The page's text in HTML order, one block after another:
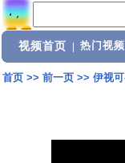
视频首页 热门视频
首页>> 前一页>> 伊视